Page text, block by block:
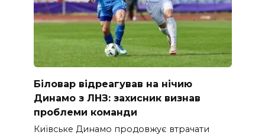
Біловар відреагував на нічию
Динамо з ЛНЗ: захисник визнав
проблеми команди
Київське Динамо продовжує втрачати